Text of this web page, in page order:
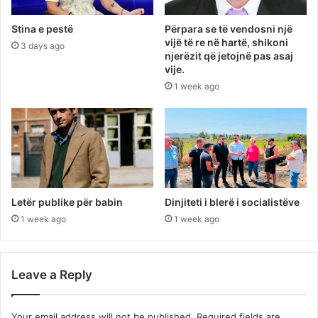
Stina e pestë
3 days ago
Përpara se të vendosni një
vijë të re në hartë, shikoni
njerëzit që jetojnë pas asaj
vije.
1 week ago
Letër publike për babin
1 week ago
Dinjiteti i blerë i socialistëve
1 week ago
Leave a Reply